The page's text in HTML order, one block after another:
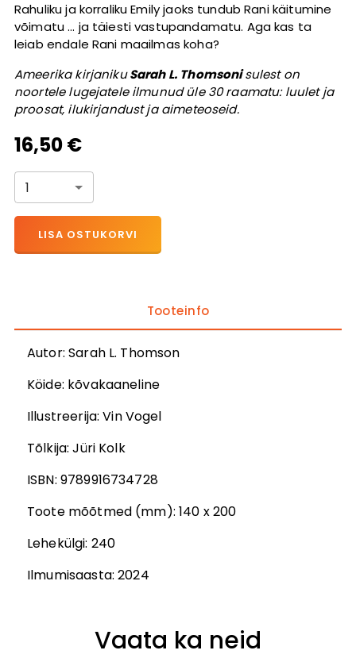
Rahuliku ja korraliku Emily jaoks tundub Rani käitumine
võimatu … ja täiesti vastupandamatu. Aga kas ta
leiab endale Rani maailmas koha?
Ameerika kirjanikuSarah L. Thomsonisulest on
noortele lugejatele ilmunud üle 30 raamatu: luulet ja
proosat, ilukirjandust ja aimeteoseid.
16,50 €
1
LISA OSTUKORVI
Tooteinfo
Autor:Sarah L. Thomson
Köide: kõvakaaneline
Illustreerija:Vin Vogel
Tõlkija:Jüri Kolk
ISBN: 9789916734728
Toote mõõtmed (mm):140 x 200
Lehekülgi: 240
Ilmumisaasta:2024
Vaata ka neid